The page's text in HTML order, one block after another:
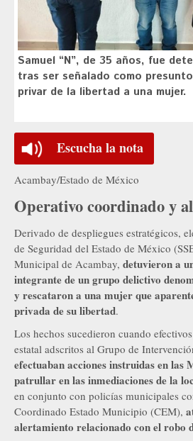
Samuel “N”, de 35 años, fue
tras ser señalado como
privar de la libertad a una mujer.
Escucha la nota
Acambay/Estado de México
Operativo coordinado y
Derivado de despliegues estratégicos,
de Seguridad del Estado de México
Municipal de Acambay, detuvieron a
integrante de un grupo delictivo
y rescataron a una mujer que
privada de su libertad.
Los hechos sucedieron cuando
estatal adscritos al Grupo de
efectuaban acciones instruidas en las
patrullar en las inmediaciones de la
en conjunto con policías municipales
Coordinado Estado Municipio (CEM),
alertamiento relacionado con el robo